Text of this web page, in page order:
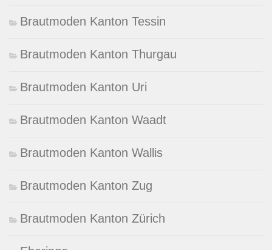
Brautmoden Kanton Tessin
Brautmoden Kanton Thurgau
Brautmoden Kanton Uri
Brautmoden Kanton Waadt
Brautmoden Kanton Wallis
Brautmoden Kanton Zug
Brautmoden Kanton Zürich